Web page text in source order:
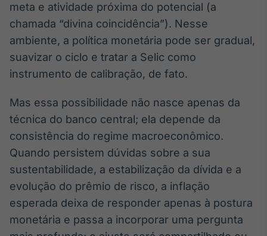
Broadcast
Energia
O setor de
no Brasil
Broadcast
White Label
conteúdos
personalizados
Soluções de Dados
e Conteúdos
Broadcast
OTC
meta e atividade próxima do potencial (a
chamada “divina coincidência”). Nesse
ambiente, a política monetária pode ser gradual,
suavizar o ciclo e tratar a Selic como
instrumento de calibração, de fato.
Mas essa possibilidade não nasce apenas da
técnica do banco central; ela depende da
consistência do regime macroeconômico.
Quando persistem dúvidas sobre a sua
sustentabilidade, a estabilização da dívida e a
evolução do prêmio de risco, a inflação
esperada deixa de responder apenas à postura
monetária e passa a incorporar uma pergunta